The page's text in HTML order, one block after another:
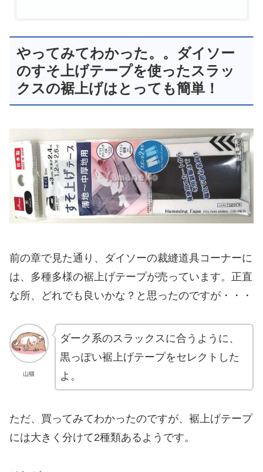
やってみてわかった。。ダイソー
のすそ上げテープを使ったスラッ
クスの裾上げはとっても簡単！
前の章で見た通り、ダイソーの裁縫道具コーナーに
は、多種多様の裾上げテープが売っています。正直
な所、どれでも良いかな？と思ったのですが・・・
山猫
ダーク系のスラックスに合うように、
黒っぽい裾上げテープをセレクトした
よ。
ただ、買ってみてわかったのですが、裾上げテープ
には大きく分けて2種類あるようです。